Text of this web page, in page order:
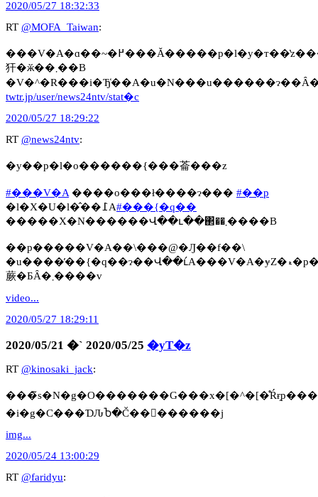
2020/05/27 18:32:33
RT @MOFA_Taiwan:
���V�A�ɑ��~�߂���Ă�����p�l�y�т��̔z���90�]������p�ɖ߂��Ă��܂����I���V�A�A���{�̊֘A�@�ցA�Վ��ւ��o���Ă������������{�q��̋��͂ɐS���
犴�ӂ��܂��B
twtr.jp/user/news24ntv/stat�c
2020/05/27 18:29:22
RT @news24ntv:
�y��p�l�o������{���菕���z
#���V�A ����o���ł����ɂ��� #��p
�l�X�U�l�̂��߁A#���{�q��
�����X�N������Վ��ւ��΂��܂����B
��p�����V�A��\���@�Ԓ��f��\
�u����̓��{�q��ɂ��Վ��ւ́A���V�A�ɏZ�ޑ�p�l���p���{�ɂƂ��āA�M�����Ȃ��قǂ̑��
蕨�ƂȂ�܂����v
video...
2020/05/27 18:29:11
2020/05/21 �` 2020/05/25 �yT�z
RT @kinosaki_jack:
�i�g�C���ƊԈႦ�Č��󂵂������j
img...
2020/05/24 13:00:29
RT @faridyu: